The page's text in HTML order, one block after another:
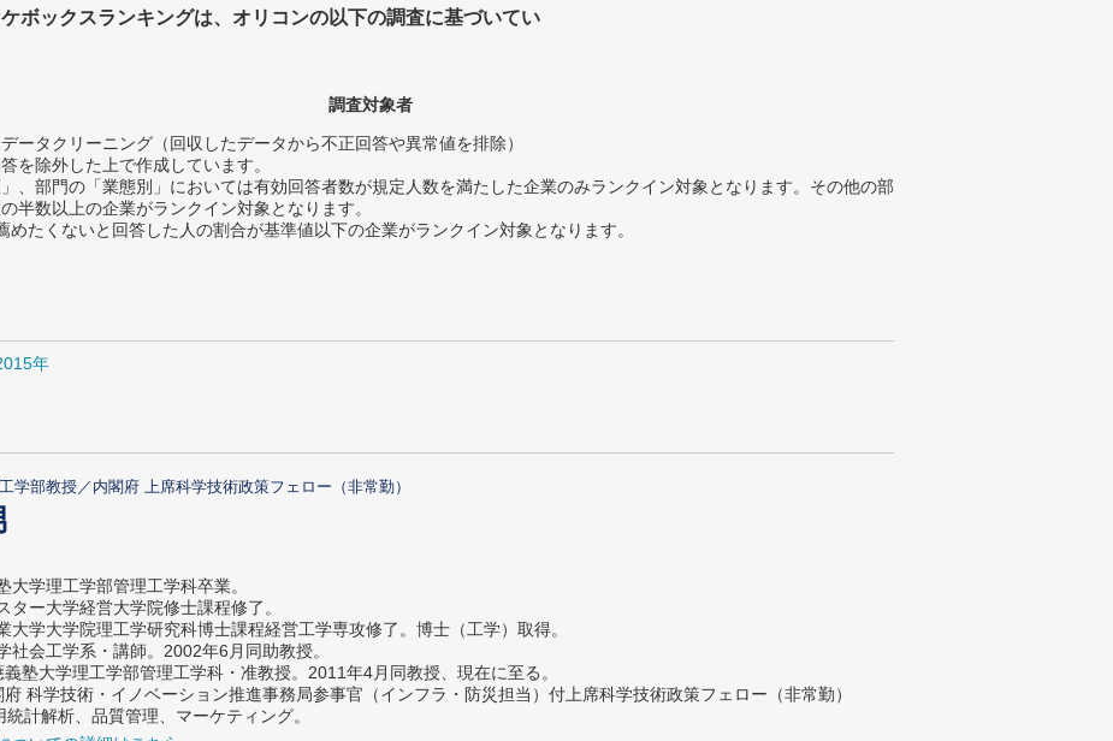
ボックスランキングは、オリコンの以下の調査に基づいてい
調査対象者
ータクリーニング（回収したデータから不正回答や異常値を排除）
を除外した上で作成しています。
、部門の「業態別」においては有効回答者数が規定人数を満たした企業のみランクイン対象となります。その他の部
半数以上の企業がランクイン対象となります。
たくないと回答した人の割合が基準値以下の企業がランクイン対象となります。
年
学部教授／内閣府 上席科学技術政策フェロー（非常勤）
大学理工学部管理工学科卒業。
ター大学経営大学院修士課程修了。
大学大学院理工学研究科博士課程経営工学専攻修了。博士（工学）取得。
社会工学系・講師。2002年6月同助教授。
塾大学理工学部管理工学科・准教授。2011年4月同教授、現在に至る。
科学技術・イノベーション推進事務局参事官（インフラ・防災担当）付上席科学技術政策フェロー（非常勤）
計解析、品質管理、マーケティング。